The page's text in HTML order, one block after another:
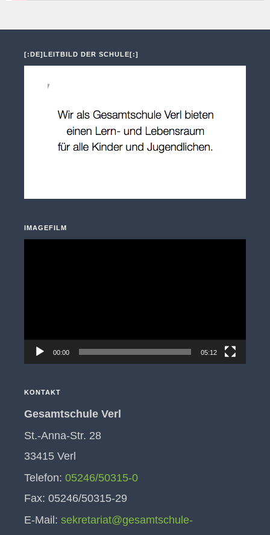
[:DE]LEITBILD DER SCHULE[:]
IMAGEFILM
00:00 05:12
KONTAKT
Gesamtschule Verl
St.-Anna-Str. 28
33415 Verl
Telefon: 05246/50315-0
Fax: 05246/50315-29
E-Mail: sekretariat@gesamtschule-